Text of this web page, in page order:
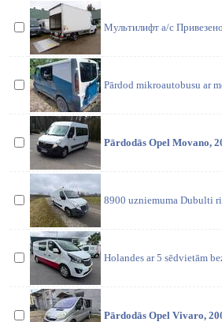
Мультилифт a/c
Pārdod mikroautobusu ar
Pārdodās Opel Movano,
8900 uzniemuma Dubulti
Holandes ar 5 sēdvietām
Pārdodās Opel Vivaro,